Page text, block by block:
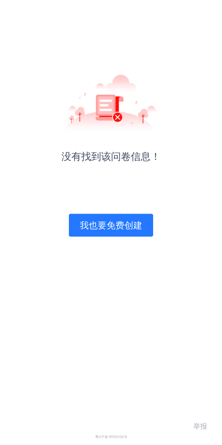
没有找到该问卷信息！
我也要免费创建
粤ICP备19150304号
举报